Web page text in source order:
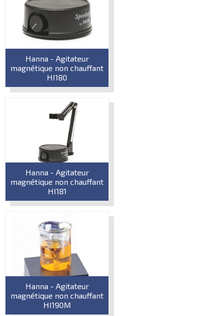
Hanna - Agitateur
magnétique non chauffant
HI180
Hanna - Agitateur
magnétique non chauffant
HI181
Hanna - Agitateur
magnétique non chauffant
HI190M